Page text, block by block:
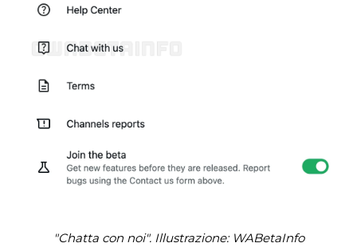
"Chatta con noi". Illustrazione: WABetaInfo